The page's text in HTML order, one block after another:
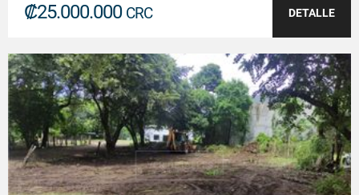
₡25.000.000 CRC DETALLE
VER DETALLES